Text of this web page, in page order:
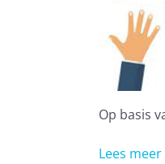
Op basis
Lees meer